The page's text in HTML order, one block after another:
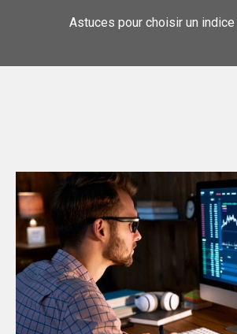
Astuces pour choisir un